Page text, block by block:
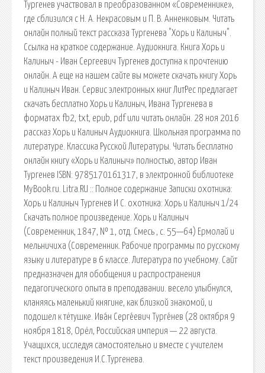
Тургенев участвовал в преобразованном «Современнике»,
где сблизился с Н. А. Некрасовым и П. В. Анненковым. Читать
онлайн полный текст рассказа Тургенева "Хорь и Калиныч".
Ссылка на краткое содержание. Аудиокнига. Книга Хорь и
Калиныч - Иван Сергеевич Тургенев доступна к прочтению
онлайн. А еще на нашем сайте вы можете скачать книгу Хорь
и Калиныч Иван. Сервис электронных книг ЛитРес предлагает
скачать бесплатно Хорь и Калиныч, Ивана Тургенева в
форматах fb2, txt, epub, pdf или читать онлайн. 28 ноя 2016
рассказ Хорь и Калиныч Аудиокнига. Школьная программа по
литературе. Классика Русской Литературы. Читать бесплатно
онлайн книгу «Хорь и Калиныч» полностью, автор Иван
Тургенев ISBN: 9785170161317, в электронной библиотеке
MyBook.ru. Litra.RU :: Полное содержание Записки охотника:
Хорь и Калиныч Тургенев И С. охотника: Хорь и Калиныч 1/24
Скачать полное произведение. Хорь и Калиныч
(Современник, 1847, № 1, отд. Смесь , с. 55—64) Ермолай и
мельничиха (Современник. Рабочие программы по русскому
языку и литературе в 6 классе. Литература по учебному. Сайт
предназначен для обобщения и распространения
педагогического опыта в преподавании. весело улыбнулся,
кланяясь маленький княгине, как близкой знакомой, и
подошел к тётушке. Ива́н Серге́евич Турге́нев (28 октября 9
ноября 1818, Орёл, Российская империя — 22 августа.
Учащихся, исследуя самостоятельно и вместе с учителем
текст произведения И.С.Тургенева.